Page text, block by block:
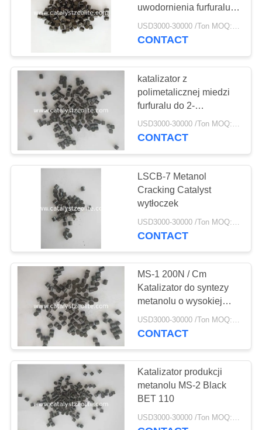
Odtleniacz
Katalizator
odwodornienia
10
Shift Catalyst
49
42
uwodornienia furfuralu
do dimetylofuranu
USD3000-30000 /Ton MOQ:1 KG
CONTACT
katalizator z
polimetalicznej miedzi
furfuralu do 2-
metylofuranu
USD3000-30000 /Ton MOQ:1 KG
CONTACT
LSCB-7 Metanol
Cracking Catalyst
wytłoczek
CONTACT
MS-1 200N / Cm
Katalizator do syntezy
metanolu o wysokiej
aktywności
CONTACT
Katalizator produkcji
metanolu MS-2 Black
BET 110
USD3000-30000 /Ton MOQ:1 KG